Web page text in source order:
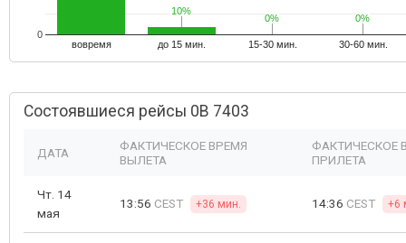
вовремя до 15 мин. 15-30 мин. 30-60 мин.
0
10%
10%
0%
0% 0%
0%
Состоявшиеся рейсы 0B 7403
ДАТА
ФАКТИЧЕСКОЕ ВРЕМЯ
ВЫЛЕТА
ФАКТИЧЕСКОЕ
ПРИЛЕТА
Чт. 14
мая
13:56 CEST +36 мин. 14:36 CEST +6